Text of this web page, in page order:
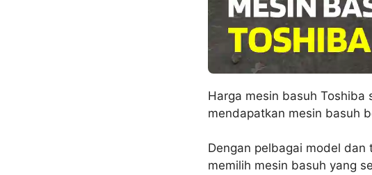
Harga mesin basuh Toshiba
mendapatkan mesin basuh
Dengan pelbagai model
memilih mesin basuh yang